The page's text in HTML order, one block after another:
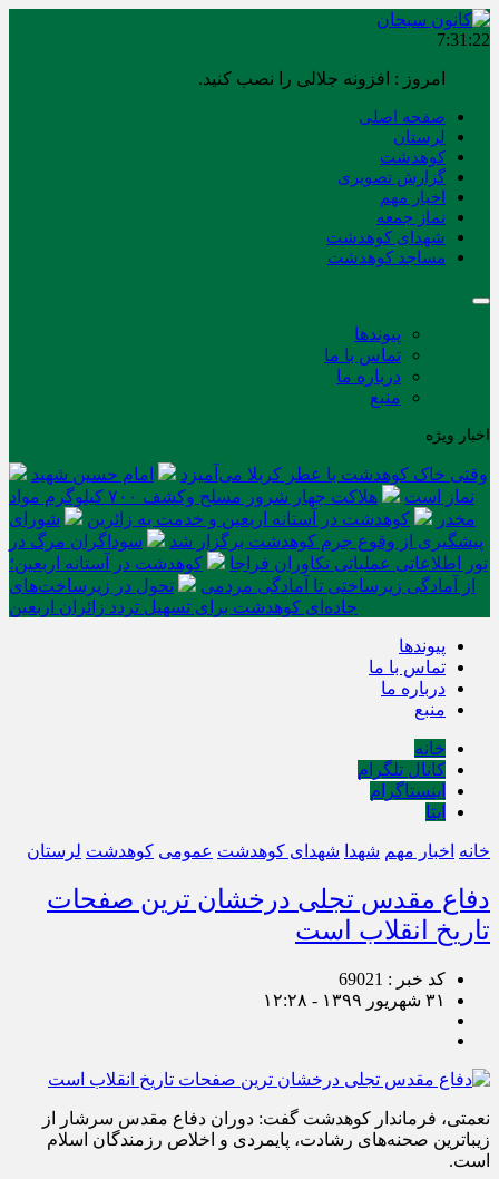
7:31:22
امروز : افزونه جلالی را نصب کنید.
صفحه اصلی
لرستان
کوهدشت
گزارش تصویری
اخبار مهم
نماز جمعه
شهدای کوهدشت
مساجد کوهدشت
پیوندها
تماس با ما
درباره ما
منبع
اخبار ویژه
وقتی خاک کوهدشت با عطر کربلا می‌آمیزد
امام حسین شهید
نماز است
هلاکت چهار شرور مسلح وکشف ۷۰۰ کیلوگرم مواد
مخدر
کوهدشت در آستانه اربعین و خدمت‌ به زائرین
شورای
پیشگیری از وقوع جرم کوهدشت برگزار شد
سوداگران مرگ در
تور اطلاعاتی عملیاتی تکاوران فراجا
کوهدشت در آستانه اربعین؛
از آمادگی زیرساختی تا آمادگی مردمی
تحول در زیرساخت‌های
جاده‌ای کوهدشت برای تسهیل تردد زائران اربعین
پیوندها
تماس با ما
درباره ما
منبع
خانه
کانال تلگرام
اینستاگرام
ایتا
خانه اخبار مهم شهدا شهدای کوهدشت عمومی کوهدشت لرستان
دفاع مقدس تجلی درخشان ترین صفحات
تاریخ انقلاب است
کد خبر : 69021
۳۱ شهریور ۱۳۹۹ - ۱۲:۲۸
نعمتی، فرماندار کوهدشت گفت: دوران دفاع مقدس سرشار از
زیباترین صحنه‌های رشادت، پایمردی و اخلاص رزمندگان اسلام
است.